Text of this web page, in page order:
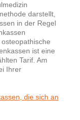
darstellt,
in der Regel
ist eine
Tarif. Am
Ihrer
die sich an